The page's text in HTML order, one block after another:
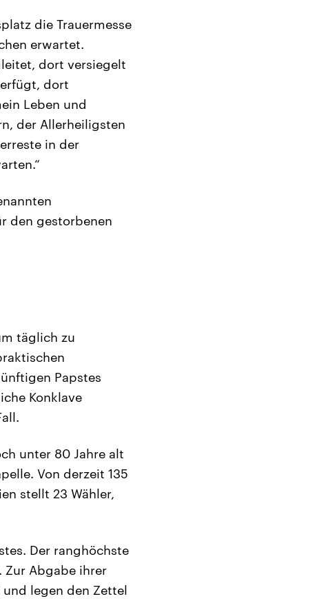
die Trauermesse
erwartet.
dort versiegelt
dort
Leben und
der Allerheiligsten
in der
den gestorbenen
täglich zu
Papstes
Konklave
unter 80 Jahre alt
Von derzeit 135
stellt 23 Wähler,
Der ranghöchste
Zur Abgabe ihrer
legen den Zettel